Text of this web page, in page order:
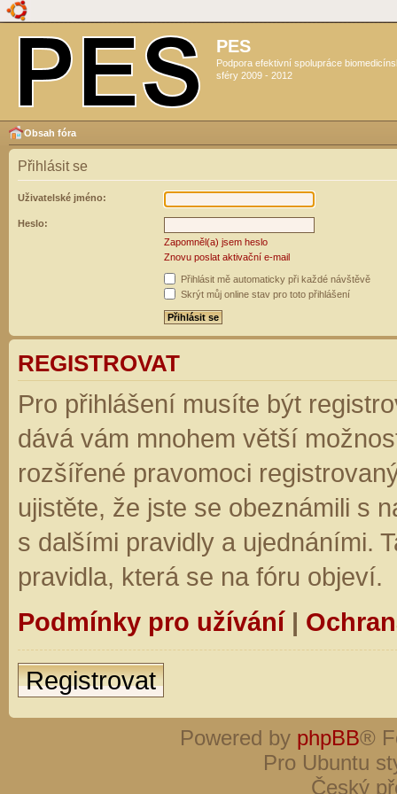
PES
Podpora efektivní spolupráce
sféry 2009 - 2012
Obsah fóra
Přihlásit se
Uživatelské jméno:
Heslo:
Zapomněl(a) jsem heslo
Znovu poslat aktivační e-mail
Přihlásit mě automaticky při každé návštěvě
Skrýt můj online stav pro toto přihlášení
REGISTROVAT
Pro přihlášení musíte být
dává vám mnohem větší
rozšířené pravomoci
ujistěte, že jste se obeznámili s
s dalšími pravidly a ujednáními.
pravidla, která se na fóru objeví.
Podmínky pro užívání|
Registrovat
Powered by phpBB®
Pro Ubuntu
Český